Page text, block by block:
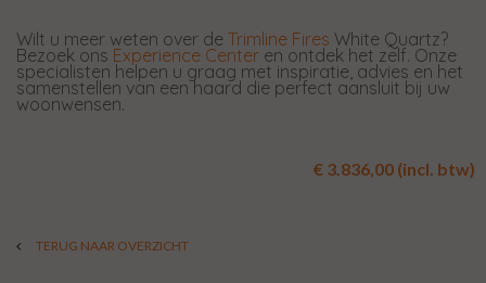
Wilt u meer weten over de Trimline Fires White Quartz?
Bezoek ons Experience Center en ontdek het zelf. Onze
specialisten helpen u graag met inspiratie, advies en het
samenstellen van een haard die perfect aansluit bij uw
woonwensen.
€ 3.836,00 (incl. btw)
TERUG NAAR OVERZICHT